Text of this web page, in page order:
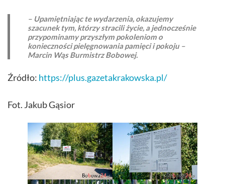
– Upamiętniając te wydarzenia, okazujemy
szacunek tym, którzy stracili życie, a jednocześnie
przypominamy przyszłym pokoleniom o
konieczności pielęgnowania pamięci i pokoju –
Marcin Wąs Burmistrz Bobowej.
Źródło: https://plus.gazetakrakowska.pl/
Fot. Jakub Gąsior